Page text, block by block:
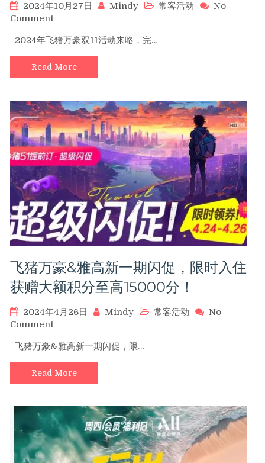
挑
赢
取
历
包
及
限
时
秒
2024年10月27日 Mindy 常客活动
No
Commenton
年
飞
猪
万
双
11
活
动
来
咯，
完
成
挑
战
赢
取
Swift
演
唱
体
2024年飞猪万豪双11活动来咯，完…
Read More
飞猪万豪&雅高新一期闪促，限时入住
获赠大额积分至高15000分！
2024年4月26日 Mindy 常客活动
No
Commenton
猪
万
豪
&
高
新
一
期
闪
飞猪万豪&雅高新一期闪促，限…
Read More